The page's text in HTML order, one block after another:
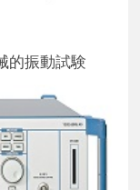
的振動試験